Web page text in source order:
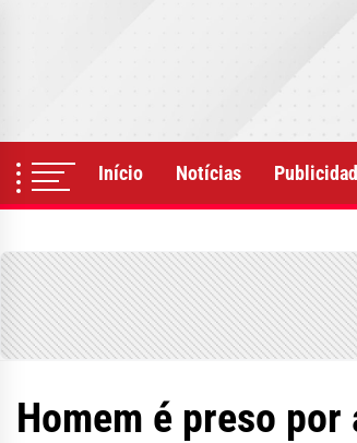
Início Notícias
Homem é preso